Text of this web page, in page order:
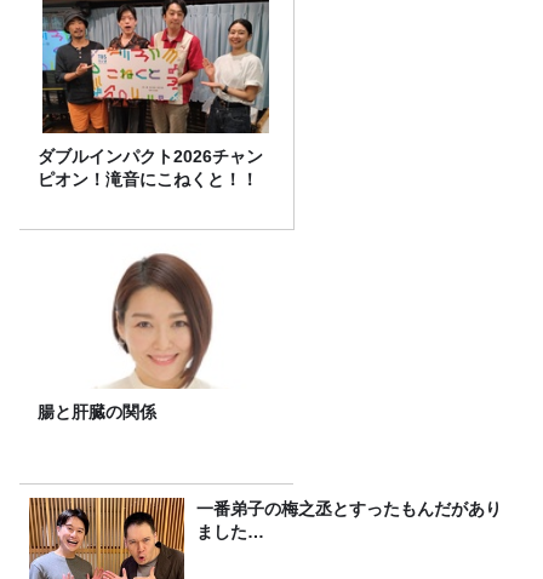
ダブルインパクト2026チャン
ピオン！滝音にこねくと！！
腸と肝臓の関係
一番弟子の梅之丞とすったもんだがあり
ました…